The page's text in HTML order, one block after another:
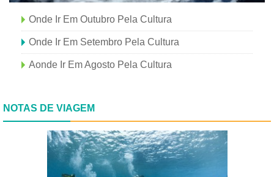
Onde Ir Em Outubro Pela Cultura
Onde Ir Em Setembro Pela Cultura
Aonde Ir Em Agosto Pela Cultura
NOTAS DE VIAGEM